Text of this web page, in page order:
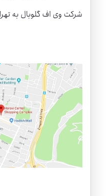
شرکت وی اف گلوبال به